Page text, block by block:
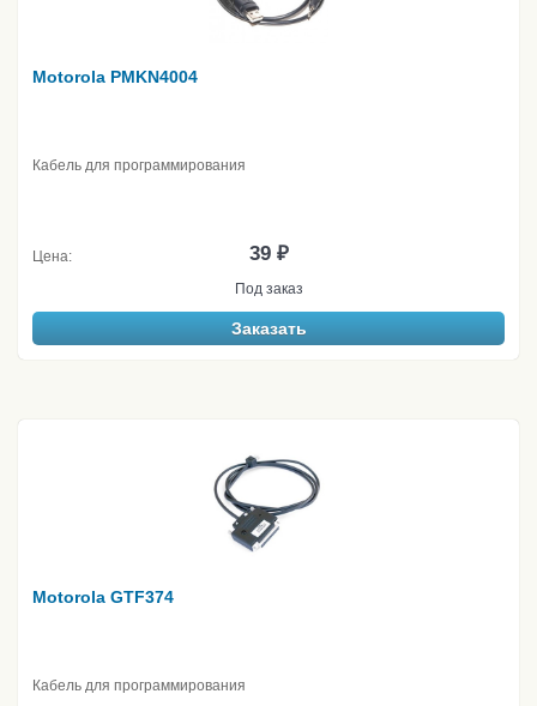
Motorola PMKN4004
Кабель для программирования
Цена: 39 ₽
Под заказ
Заказать
Motorola GTF374
Кабель для программирования